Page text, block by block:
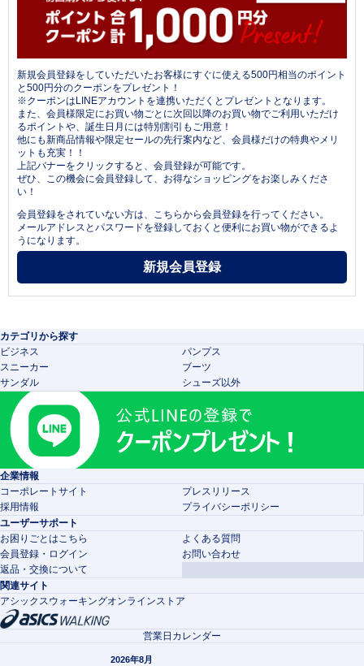
新規会員登録をしていただいたお客様にすぐに使える500円相当のポイント
と500円分のクーポンをプレゼント！
※クーポンはLINEアカウントを連携いただくとプレゼントとなります。
また、会員様限定にお買い物ごとに次回以降のお買い物でご利用いただけ
るポイントや、誕生日月には特別割引もご用意！
他にも新商品情報や限定セールの先行案内など、会員様だけの特典やメリ
ットも充実！！
上記バナーをクリックすると、会員登録が可能です。
ぜひ、この機会に会員登録して、お得なショッピングをお楽しみくださ
い！
会員登録をされていない方は、こちらから会員登録を行ってください。
メールアドレスとパスワードを登録しておくと便利にお買い物ができるよ
うになります。
カテゴリから探す
ビジネス
パンプス
スニーカー
ブーツ
サンダル
シューズ以外
企業情報
コーポレートサイト
プレスリリース
採用情報
プライバシーポリシー
ユーザーサポート
お困りごとはこちら
よくある質問
会員登録・ログイン
お問い合わせ
返品・交換について
関連サイト
アシックスウォーキングオンラインストア
営業日カレンダー
2026年8月